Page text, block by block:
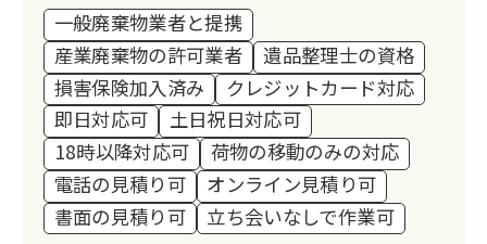
一般廃棄物業者と提携
産業廃棄物の許可業者
遺品整理士の資格
損害保険加入済み
クレジットカード対応
即日対応可
土日祝日対応可
18時以降対応可
荷物の移動のみの対応
電話の見積り可
オンライン見積り可
書面の見積り可
立ち会いなしで作業可